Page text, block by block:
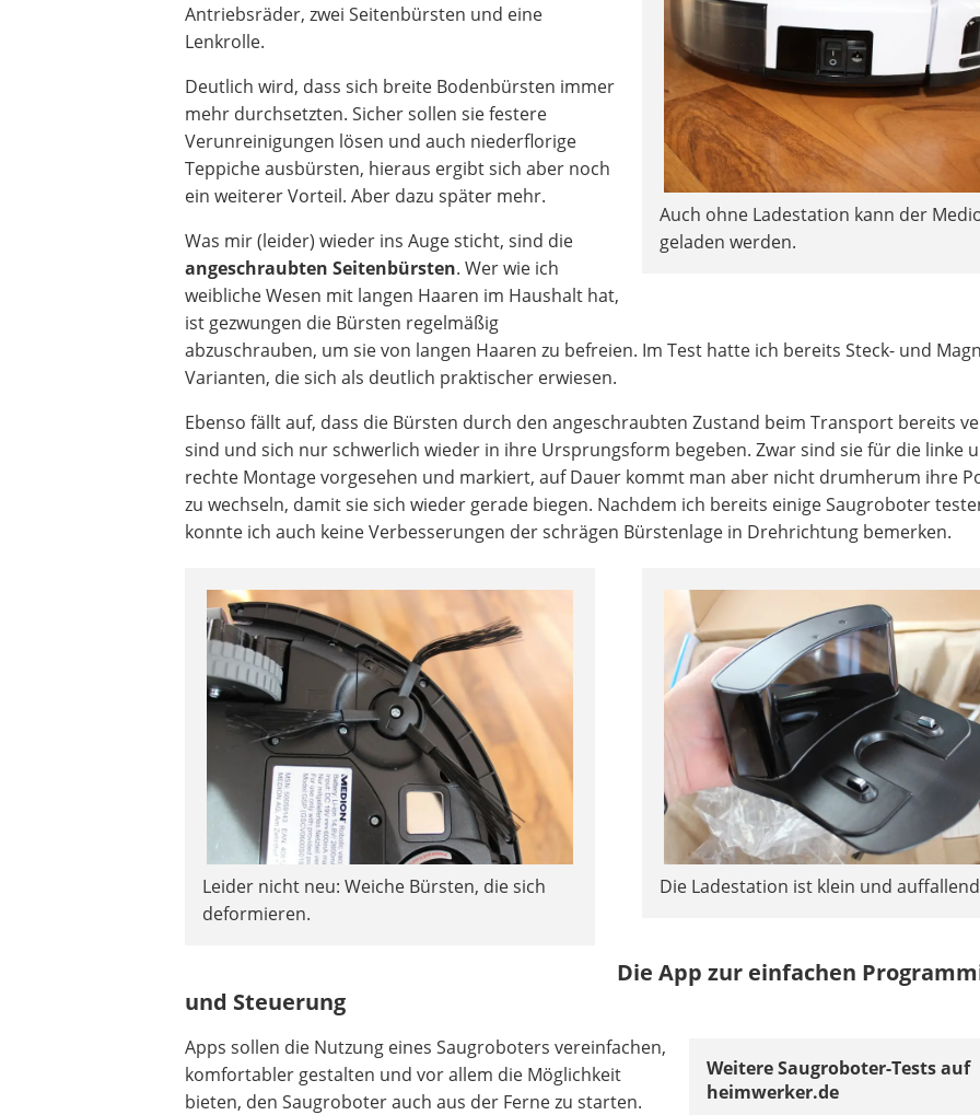
Auch ohne Ladestation kann der
geladen werden.
Antriebsräder, zwei Seitenbürsten und eine
Lenkrolle.
Deutlich wird, dass sich breite Bodenbürsten immer
mehr durchsetzten. Sicher sollen sie festere
Verunreinigungen lösen und auch niederflorige
Teppiche ausbürsten, hieraus ergibt sich aber noch
ein weiterer Vorteil. Aber dazu später mehr.
Was mir (leider) wieder ins Auge sticht, sind die
angeschraubten Seitenbürsten. Wer wie ich
weibliche Wesen mit langen Haaren im Haushalt hat,
ist gezwungen die Bürsten regelmäßig
abzuschrauben, um sie von langen Haaren zu befreien. Im Test hatte ich bereits Steck- und
Varianten, die sich als deutlich praktischer erwiesen.
Ebenso fällt auf, dass die Bürsten durch den angeschraubten Zustand beim Transport bereits
sind und sich nur schwerlich wieder in ihre Ursprungsform begeben. Zwar sind sie für die linke
rechte Montage vorgesehen und markiert, auf Dauer kommt man aber nicht drumherum ihre
zu wechseln, damit sie sich wieder gerade biegen. Nachdem ich bereits einige Saugroboter
konnte ich auch keine Verbesserungen der schrägen Bürstenlage in Drehrichtung bemerken.
Die Ladestation ist klein und
Leider nicht neu: Weiche Bürsten, die sich
deformieren.
Die App zur einfachen
und Steuerung
Weitere Saugroboter-Tests auf
heimwerker.de
Apps sollen die Nutzung eines Saugroboters vereinfachen,
komfortabler gestalten und vor allem die Möglichkeit
bieten, den Saugroboter auch aus der Ferne zu starten.